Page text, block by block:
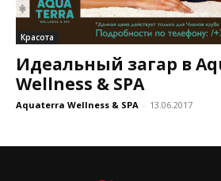
Красота
Идеальный загар в
Wellness & SPA
Aquaterra Wellness & SPA - 13.06.2017